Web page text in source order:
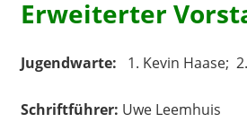
Erweiterter
Jugendwarte: 1. Kevin Haase;
Schriftführer: Uwe Leemhuis